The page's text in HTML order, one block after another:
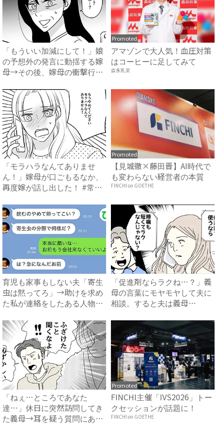
「もういい加減にして！」娘
の予想外の発言に動揺する嫁
母→その後、嫁母の衝撃行動
Promoted
アマゾンで大人気！血圧対策
はコーヒーに足してみて
森永乳業
「モラハラなんてありませ
ん！」嫁母が口ごもるなか、
再度嫁が話し出した！ #常識
Promoted
【見城徹×藤田晋】AI時代で
も変わらない経営者の本質
FINCHI on GOETHE
育児も家事もしない夫「寄生
虫は黙ってろ」→助けを求め
た私が連絡をしたある人物と
「促進剤ならラクね…？」義
母の言葉にモヤモヤして夫に
相談。すると夫は義母
「ねぇ…ところであなた
達…」休日に突然訪問してき
た義母→耳を疑う質問にあ
Promoted
FINCHI主催「IVS2026」トー
クセッションが話題に！
FINCHI on GOETHE